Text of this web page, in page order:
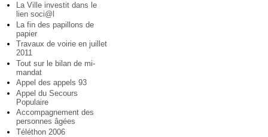
La Ville investit dans le
lien soci@l
La fin des papillons de
papier
Travaux de voirie en juillet
2011
Tout sur le bilan de mi-
mandat
Appel des appels 93
Appel du Secours
Populaire
Accompagnement des
personnes âgées
Téléthon 2006